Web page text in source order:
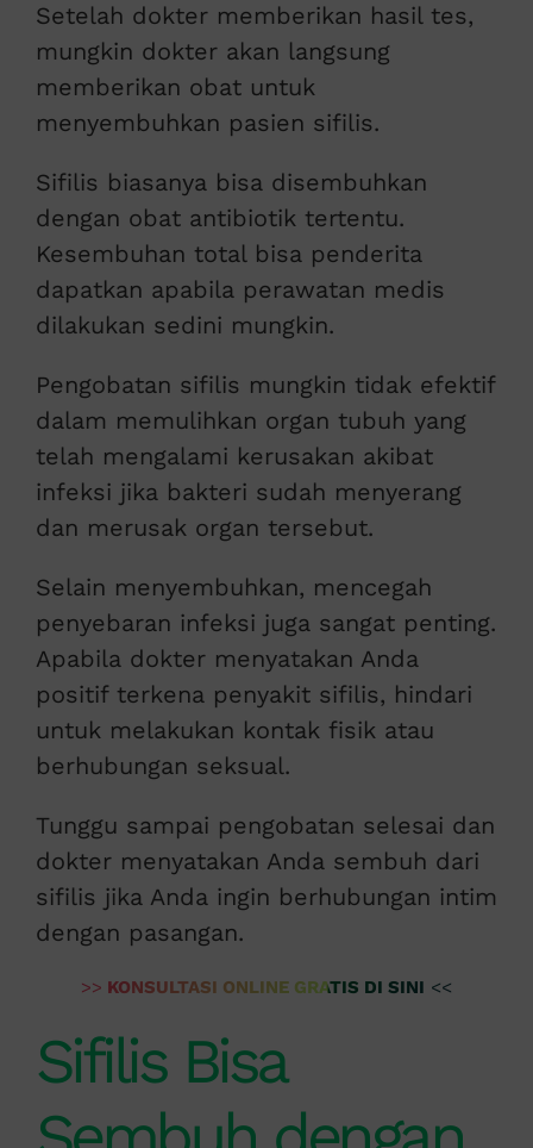
Setelah dokter memberikan hasil tes,
mungkin dokter akan langsung
memberikan obat untuk
menyembuhkan pasien sifilis.
Sifilis biasanya bisa disembuhkan
dengan obat antibiotik tertentu.
Kesembuhan total bisa penderita
dapatkan apabila perawatan medis
dilakukan sedini mungkin.
Pengobatan sifilis mungkin tidak efektif
dalam memulihkan organ tubuh yang
telah mengalami kerusakan akibat
infeksi jika bakteri sudah menyerang
dan merusak organ tersebut.
Selain menyembuhkan, mencegah
penyebaran infeksi juga sangat penting.
Apabila dokter menyatakan Anda
positif terkena penyakit sifilis, hindari
untuk melakukan kontak fisik atau
berhubungan seksual.
Tunggu sampai pengobatan selesai dan
dokter menyatakan Anda sembuh dari
sifilis jika Anda ingin berhubungan intim
dengan pasangan.
>> KONSULTASI ONLINE GRATIS DI SINI <<
Sifilis Bisa